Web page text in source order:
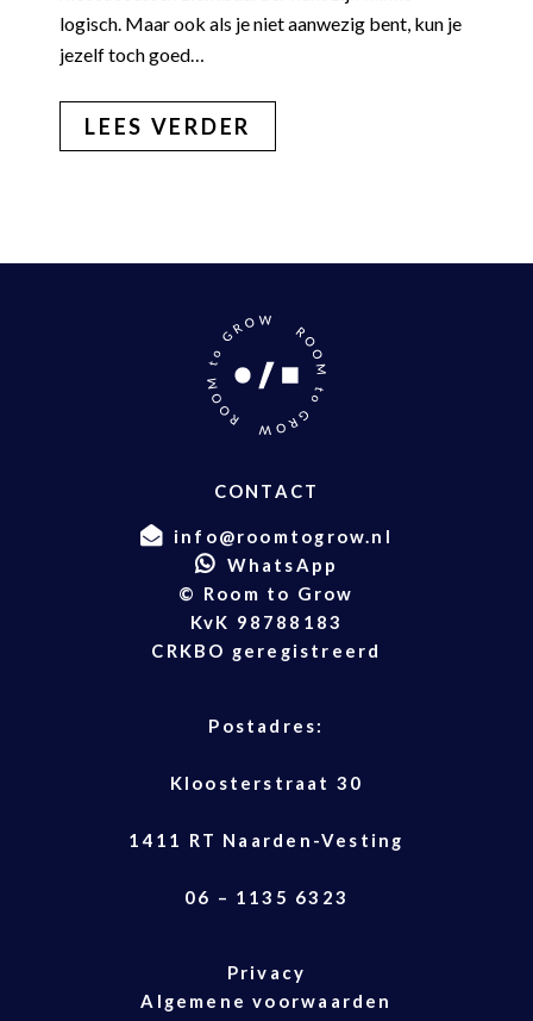
logisch. Maar ook als je niet aanwezig bent, kun je
jezelf toch goed…
LEES VERDER
CONTACT
info@roomtogrow.nl
WhatsApp
© Room to Grow
KvK 98788183
CRKBO geregistreerd
Postadres:
Kloosterstraat 30
1411 RT Naarden-Vesting
06 – 1135 6323
Privacy
Algemene voorwaarden